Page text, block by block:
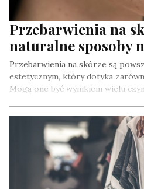
Przebarwienia na
naturalne sposoby
Przebarwienia na skórze są
estetycznym, który dotyka
Mogą one być wynikiem wielu